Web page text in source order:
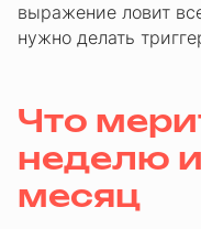
выражение ловит
нужно делать
Что
неделю
месяц